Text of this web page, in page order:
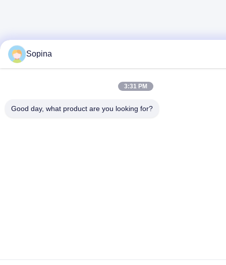
Sopina
3:31 PM
Good day, what product are you looking for?